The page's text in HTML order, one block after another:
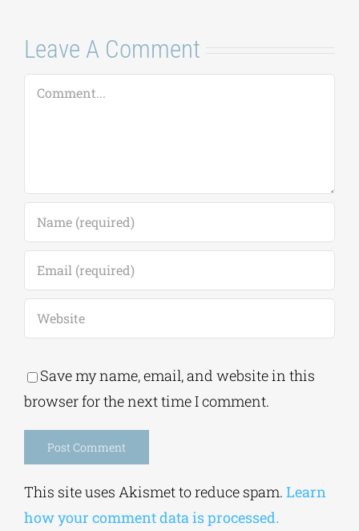
Leave A Comment
Comment
Save my name, email, and website in this
browser for the next time I comment.
This site uses Akismet to reduce spam. Learn
how your comment data is processed.